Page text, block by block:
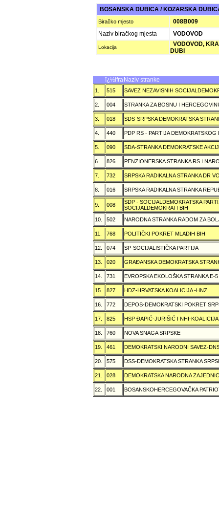
BOSANSKA DUBICA / KOZARSKA
Biračko mjesto
008B009
Naziv biračkog mjesta
VODOVOD
Lokacija
VODOVOD,
DUBI
ï¿½ifra Naziv stranke
1. 515 SAVEZ NEZAVISNIH
2. 004 STRANKA ZA BOSNU I
3. 018 SDS-SRPSKA DEMOKRATSKA
4. 440 PDP RS - PARTIJA
5. 090 SDA-STRANKA DEMOKRATSKE
6. 826 PENZIONERSKA STRANKA RS I
7. 732 SRPSKA RADIKALNA STRANKA DR
8. 016 SRPSKA RADIKALNA STRANKA
9. 008
SDP - SOCIJALDEMOKRATSKA
SOCIJALDEMOKRATI BIH
10.
502 NARODNA STRANKA RADOM ZA
11. 768 POLITIČKI POKRET MLADIH BIH
12. 074 SP-SOCIJALISTIČKA PARTIJA
13. 020 GRAÐANSKA DEMOKRATSKA
14. 731 EVROPSKA EKOLOŠKA STRANKA E-5
15. 827 HDZ-HRVATSKA KOALICIJA -HNZ
16. 772 DEPOS-DEMOKRATSKI POKRET
17. 825 HSP ÐAPIĆ-JURIŠIĆ I NHI-
18. 760 NOVA SNAGA SRPSKE
19. 461 DEMOKRATSKI NARODNI SAVEZ-
20. 575 DSS-DEMOKRATSKA STRANKA
21. 028 DEMOKRATSKA NARODNA
22. 001 BOSANSKOHERCEGOVAČKA